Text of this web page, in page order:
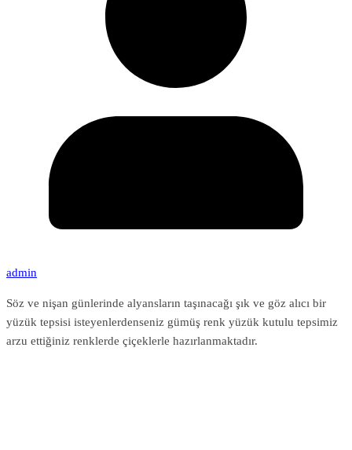
admin
Söz ve nişan günlerinde alyansların taşınacağı şık ve göz alıcı bir
yüzük tepsisi isteyenlerdenseniz gümüş renk yüzük kutulu tepsimiz
arzu ettiğiniz renklerde çiçeklerle hazırlanmaktadır.